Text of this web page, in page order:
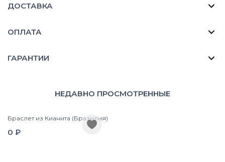
ДОСТАВКА
ОПЛАТА
ГАРАНТИИ
НЕДАВНО ПРОСМОТРЕННЫЕ
Браслет из Кианита (Бразилия)
0 ₽